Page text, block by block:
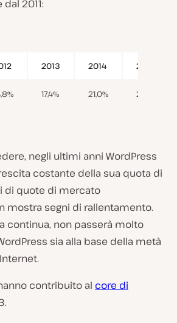
2011:
2013 2014 2015
17,4% 21,0% 23,3%
negli ultimi anni WordPress
costante della sua quota di
di quote di mercato
mostra segni di rallentamento.
continua, non passerà molto
sia alla base della metà
contribuito al core di